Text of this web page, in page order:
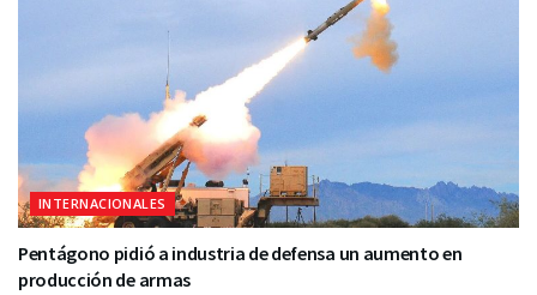
INTERNACIONALES
Pentágono pidió a industria de defensa un aumento en
producción de armas